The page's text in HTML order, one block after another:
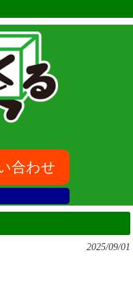
合わせ
2025/09/01